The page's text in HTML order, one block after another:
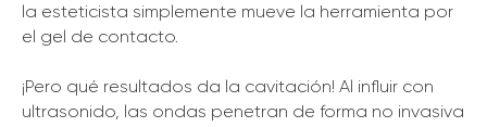
la esteticista simplemente mueve la herramienta por
el gel de contacto.
¡Pero qué resultados da la cavitación! Al influir con
ultrasonido, las ondas penetran de forma no invasiva